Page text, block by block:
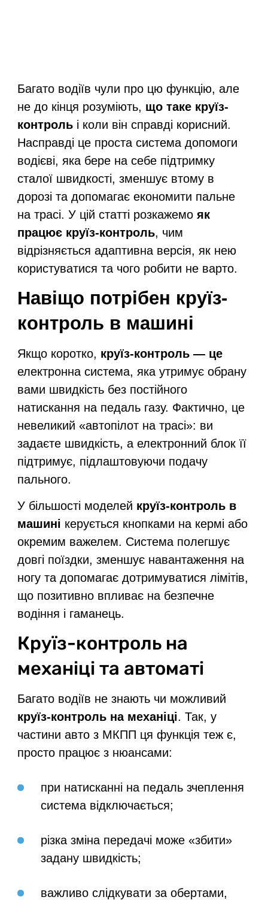
Багато водіїв чули про цю функцію, але
не до кінця розуміють, що таке круїз-
контрольі коли він справді корисний.
Насправді це проста система допомоги
водієві, яка бере на себе підтримку
сталої швидкості, зменшує втому в
дорозі та допомагає економити пальне
на трасі. У цій статті розкажемо як
працює круїз-контроль, чим
відрізняється адаптивна версія, як нею
користуватися та чого робити не варто.
Навіщо потрібен круїз-
контроль в машині
Якщо коротко, круїз-контроль — це
електронна система, яка утримує обрану
вами швидкість без постійного
натискання на педаль газу. Фактично, це
невеликий «автопілот на трасі»: ви
задаєте швидкість, а електронний блок її
підтримує, підлаштовуючи подачу
пального.
У більшості моделей круїз-контроль в
машині керується кнопками на кермі або
окремим важелем. Система полегшує
довгі поїздки, зменшує навантаження на
ногу та допомагає дотримуватися лімітів,
що позитивно впливає на безпечне
водіння і гаманець.
Круїз-контроль на
механіці та автоматі
Багато водіїв не знають чи можливий
круїз-контроль на механіці. Так, у
частини авто з МКПП ця функція теж є,
просто працює з нюансами:
при натисканні на педаль зчеплення
система відключається;
різка зміна передачі може «збити»
задану швидкість;
важливо слідкувати за обертами,